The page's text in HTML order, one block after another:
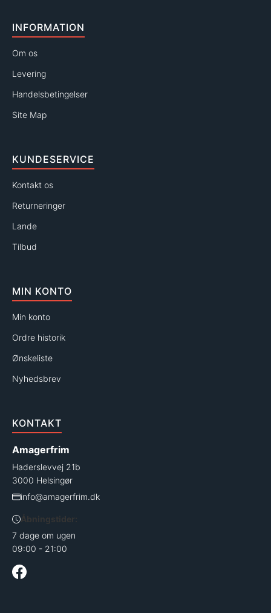
INFORMATION
Om os
Levering
Handelsbetingelser
Site Map
KUNDESERVICE
Kontakt os
Returneringer
Lande
Tilbud
MIN KONTO
Min konto
Ordre historik
Ønskeliste
Nyhedsbrev
KONTAKT
Amagerfrim
Haderslevvej 21b
3000 Helsingør
info@amagerfrim.dk
Åbningstider:
7 dage om ugen
09:00 - 21:00